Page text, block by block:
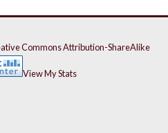
Commons Attribution-ShareAlike
View My Stats